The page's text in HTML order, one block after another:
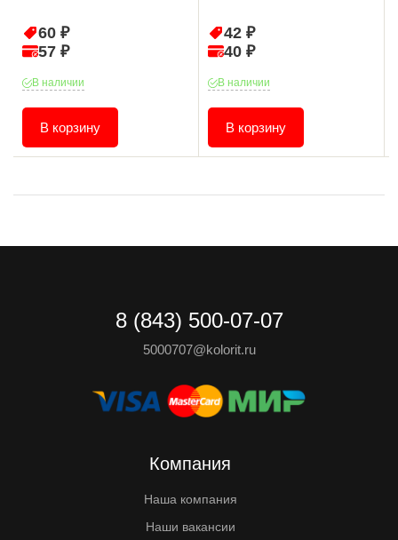
60 ₽
57 ₽
В наличии
В корзину
42 ₽
40 ₽
В наличии
В корзину
8 (843) 500-07-07
5000707@kolorit.ru
Компания
Наша компания
Наши вакансии